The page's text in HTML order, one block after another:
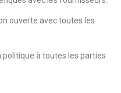
ouverte avec toutes les
à toutes les parties